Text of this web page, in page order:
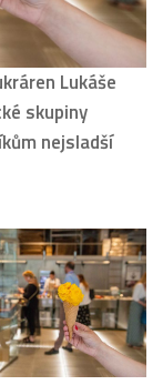
Lukáše
skupiny
nejsladší